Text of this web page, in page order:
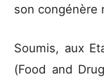
son congénère
Soumis, aux
(Food and